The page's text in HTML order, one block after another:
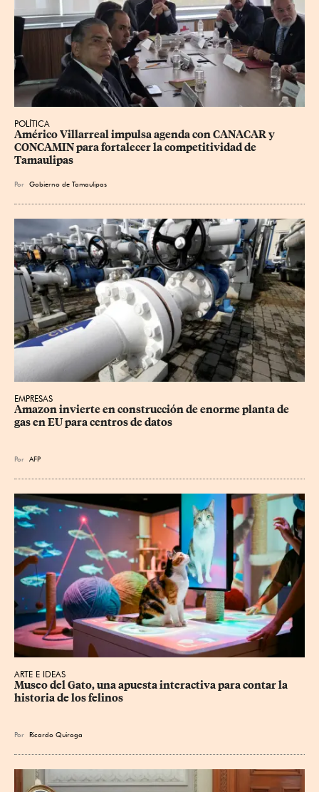
POLÍTICA
Américo Villarreal impulsa agenda con CANACAR y
CONCAMIN para fortalecer la competitividad de
Tamaulipas
Por Gobierno de Tamaulipas
EMPRESAS
Amazon invierte en construcción de enorme planta de
gas en EU para centros de datos
Por AFP
ARTE E IDEAS
Museo del Gato, una apuesta interactiva para contar la
historia de los felinos
Por Ricardo Quiroga